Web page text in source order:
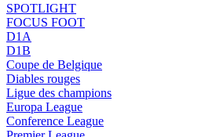
SPOTLIGHT
FOCUS FOOT
D1A
D1B
Coupe de Belgique
Diables rouges
Ligue des champions
Europa League
Conference League